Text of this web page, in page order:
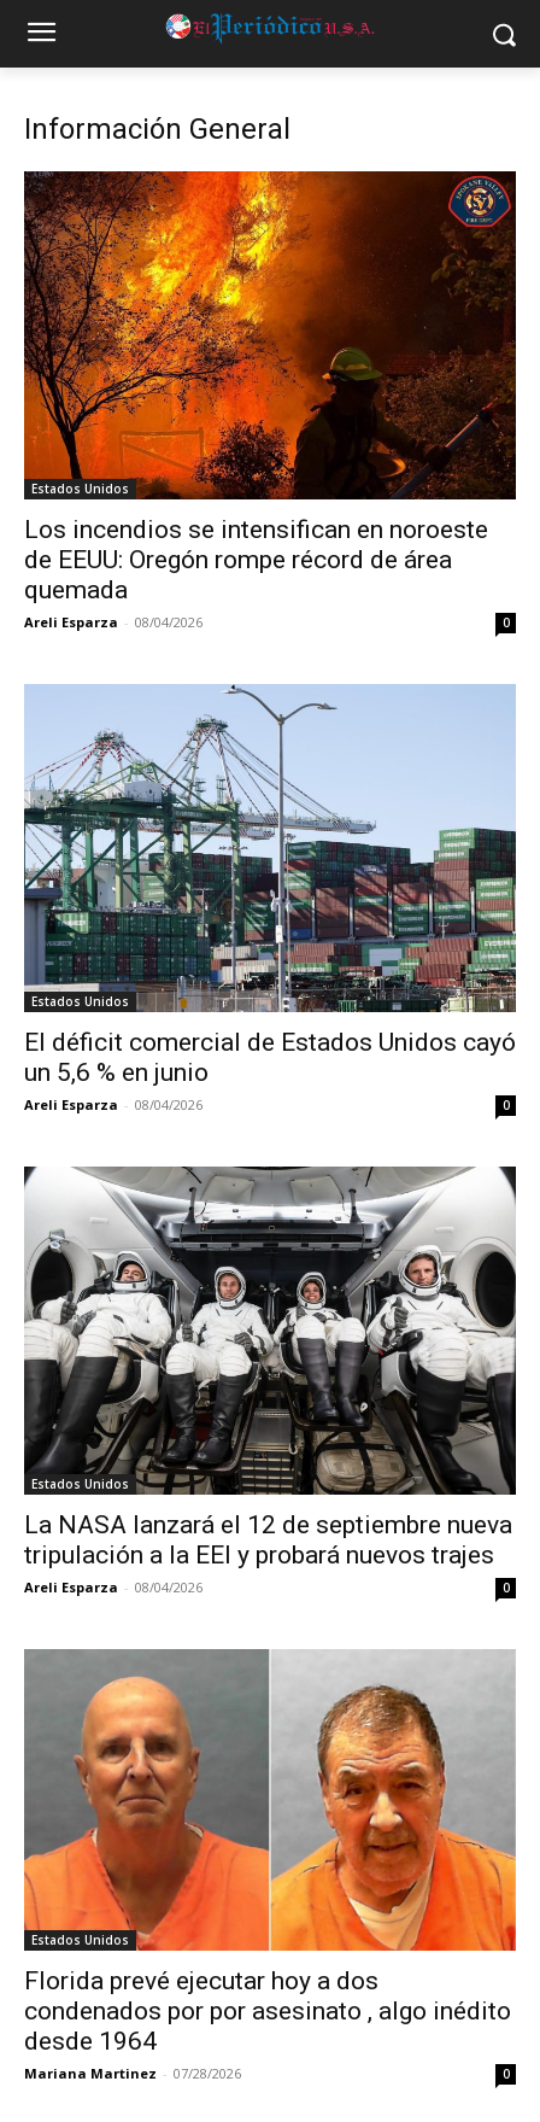
Información General
Estados Unidos
Los incendios se intensifican en noroeste
de EEUU: Oregón rompe récord de área
quemada
Areli Esparza - 08/04/2026 0
Estados Unidos
El déficit comercial de Estados Unidos cayó
un 5,6 % en junio
Areli Esparza - 08/04/2026 0
Estados Unidos
La NASA lanzará el 12 de septiembre nueva
tripulación a la EEI y probará nuevos trajes
Areli Esparza - 08/04/2026 0
Estados Unidos
Florida prevé ejecutar hoy a dos
condenados por por asesinato , algo inédito
desde 1964
Mariana Martinez - 07/28/2026 0